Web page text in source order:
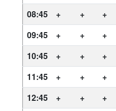
08:45
+ + +
09:45
+ + +
10:45
+ + +
11:45
+ + +
12:45
+ + +